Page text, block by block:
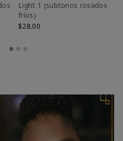
Light 1​ (subtonos rosados
fríos)
$28.00